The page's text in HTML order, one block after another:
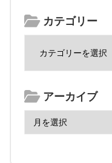
カテゴリー
アーカイブ